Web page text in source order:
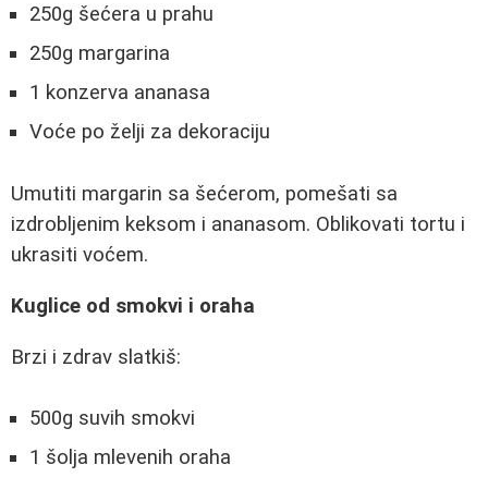
250g šećera u prahu
250g margarina
1 konzerva ananasa
Voće po želji za dekoraciju
Umutiti margarin sa šećerom, pomešati sa
izdrobljenim keksom i ananasom. Oblikovati tortu i
ukrasiti voćem.
Kuglice od smokvi i oraha
Brzi i zdrav slatkiš:
500g suvih smokvi
1 šolja mlevenih oraha